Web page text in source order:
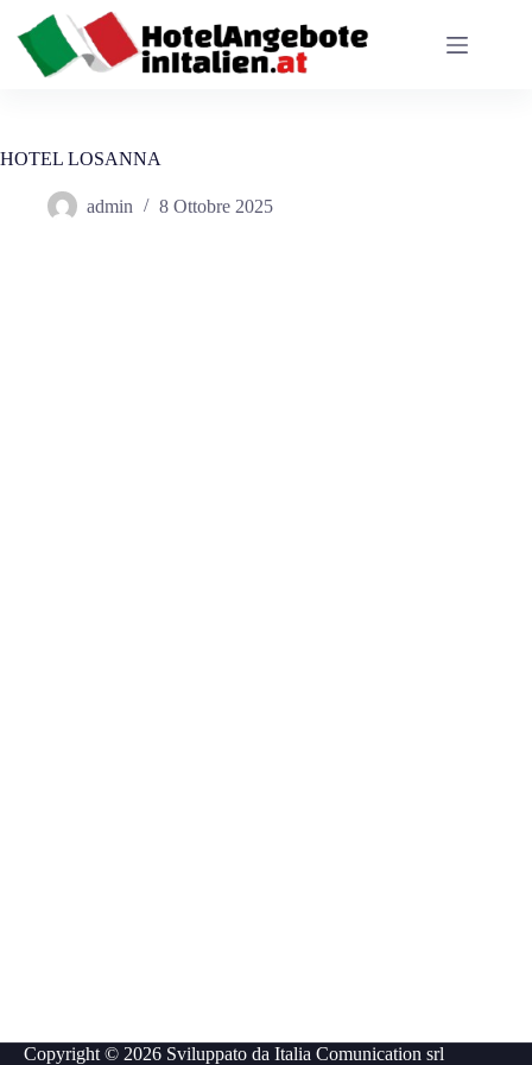
contenuto
HOTEL LOSANNA
admin 8 Ottobre 2025
Copyright © 2026 Sviluppato daItalia Comunication srl